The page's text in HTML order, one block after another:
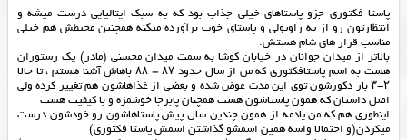
پاستا فکتوری جزو پاستاهای خیلی جذاب بود که به سبک ایتالیایی درست میشه و
انتظارتون رو از یه راویولی و پاستای خوب برآورده میکنه همچنین محیطش هم خیلی
مناسب قرار های شام هستش.
بالاتر از میدان جوانان در خیابان کوشا به سمت میدان محسنی (مادر) یک رستوران
هست به اسم پاستافکتوری که من از سال حدود ۸۷ – ۸۸ باهاش آشنا هستم ، تا حالا
۲-۳ بار دکورشون توی این مدت عوض شده و بعضی از غذاهاشون هم تغییر کرده ولی
اصل داستان که همون پاستاشون هست همچنان پابرجا خوشمزه و با کیفیت هست
اینطوری هم که من یادمه از همون چندین سال پیش پاستاهاشون رو خودشون درست
میکردن(و احتمالا واسه همین اسمشو گذاشتن اسمش پاستا فکتوری)